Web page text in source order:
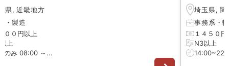
県, 近畿地方
・ 製造
００円以上
上
のみ 08:00 ～...
埼玉県, 関
事務系 ・
１４５０
N3以上